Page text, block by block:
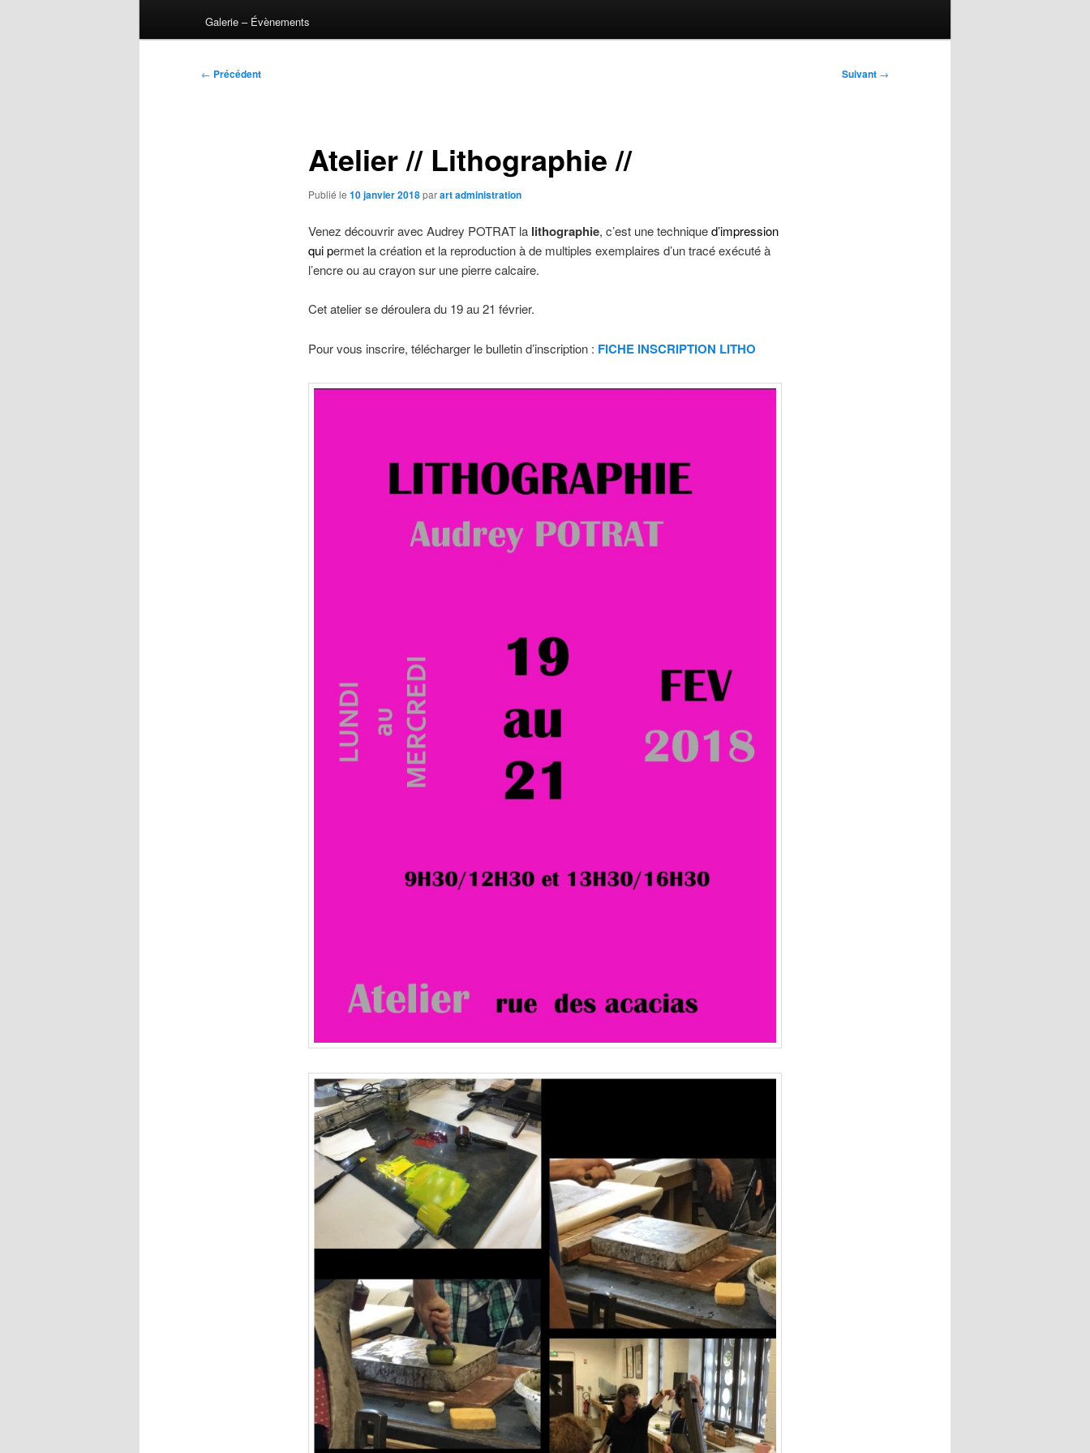
Galerie – Évènements
Navigation
← Précédent Suivant →
Atelier // Lithographie //
Publié le 10 janvier 2018parart administration
Venez découvrir avec Audrey POTRAT la lithographie, c’est une techniqued’impression
qui permet la création et la reproduction à de multiples exemplaires d’un tracé exécuté à
l’encre ou au crayon sur une pierre calcaire.
Cet atelier se déroulera du 19 au 21 février.
Pour vous inscrire, télécharger le bulletin d’inscription : FICHE INSCRIPTION LITHO